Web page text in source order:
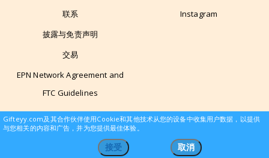
联系
披露与免责声明
交易
EPN Network Agreement and
FTC Guidelines
Instagram
© 2019 gifteyy.com / 版权所有 |
Gifteyy.com及其合作伙伴使用Cookie和其他技术从您的设备中收集用户数据，以提供
与您相关的内容和广告，并为您提供最佳体验。
接受 取消